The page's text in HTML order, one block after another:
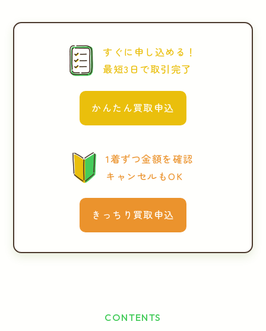
すぐに申し込める！
最短3日で取引完了
かんたん買取申込
1着ずつ金額を確認
キャンセルもOK
きっちり買取申込
CONTENTS